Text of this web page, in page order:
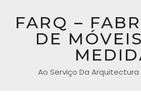
FARQ –
DE
Ao Serviço Da Arquitectura